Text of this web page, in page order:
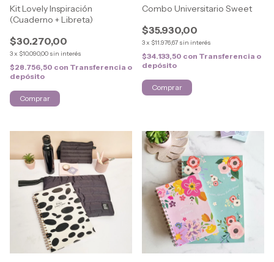
Kit Lovely Inspiración
(Cuaderno + Libreta)
$30.270,00
3x $10.090,00 sin interés
$28.756,50 con Transferencia o
depósito
Combo Universitario Sweet
$35.930,00
3x $11.976,67 sin interés
$34.133,50 con Transferencia o
depósito
Comprar